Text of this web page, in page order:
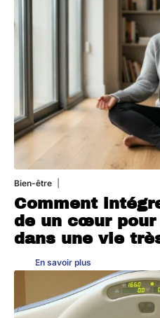
Bien-être
Comment
de un cœur
dans une vie
En savoir plus